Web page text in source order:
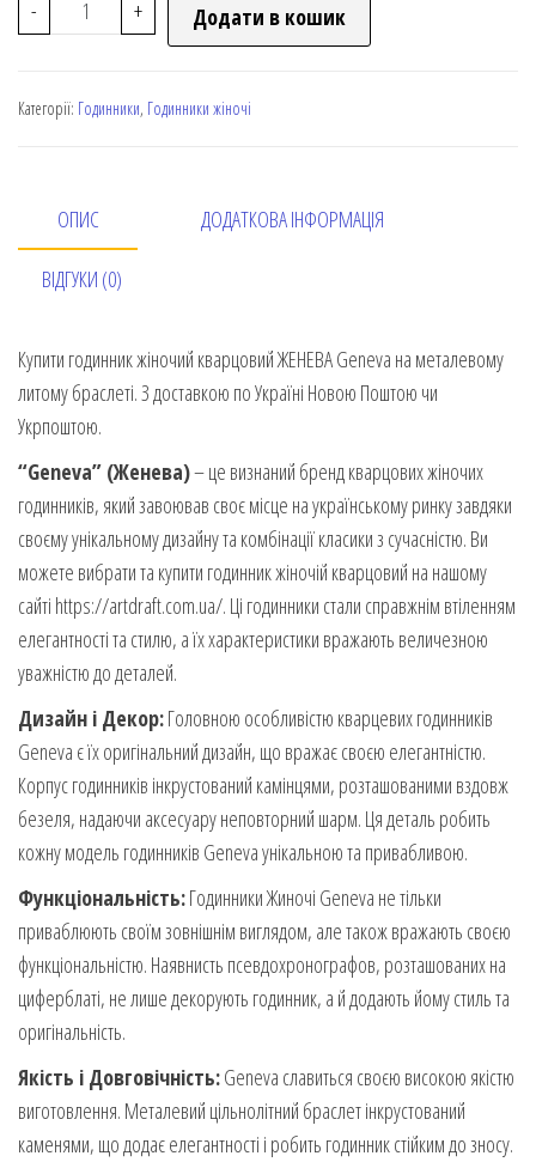
- + Додати в кошик
Категорії: Годинники, Годинники жіночі
ОПИС ДОДАТКОВА ІНФОРМАЦІЯ
ВІДГУКИ (0)
Купити годинник жіночий кварцовий ЖЕНЕВА Geneva на металевому
литому браслеті. З доставкою по Україні Новою Поштою чи
Укрпоштою.
“Geneva” (Женева)– це визнаний бренд кварцових жіночих
годинників, який завоював своє місце на українському ринку завдяки
своєму унікальному дизайну та комбінації класики з сучасністю. Ви
можете вибрати та купити годинник жіночій кварцовий на нашому
сайті https://artdraft.com.ua/. Ці годинники стали справжнім втіленням
елегантності та стилю, а їх характеристики вражають величезною
уважністю до деталей.
Дизайн і Декор:Головною особливістю кварцевих годинників
Geneva є їх оригінальний дизайн, що вражає своєю елегантністю.
Корпус годинників інкрустований камінцями, розташованими вздовж
безеля, надаючи аксесуару неповторний шарм. Ця деталь робить
кожну модель годинників Geneva унікальною та привабливою.
Функціональність:Годинники Жиночі Geneva не тільки
приваблюють своїм зовнішнім виглядом, але також вражають своєю
функціональністю. Наявнисть псевдохронографов, розташованих на
циферблаті, не лише декорують годинник, а й додають йому стиль та
оригінальність.
Якість і Довговічність:Geneva славиться своєю високою якістю
виготовлення. Металевий цільнолітний браслет інкрустований
каменями, що додає елегантності і робить годинник стійким до зносу.